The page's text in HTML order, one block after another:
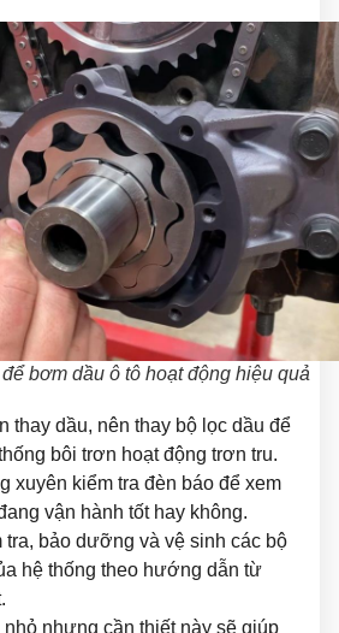
bơm dầu ô tô hoạt động hiệu quả
thay dầu, nên thay bộ lọc dầu để
bôi trơn hoạt động trơn tru.
xuyên kiểm tra đèn báo để xem
vận hành tốt hay không.
bảo dưỡng và vệ sinh các bộ
hệ thống theo hướng dẫn từ
nhưng cần thiết này sẽ giúp